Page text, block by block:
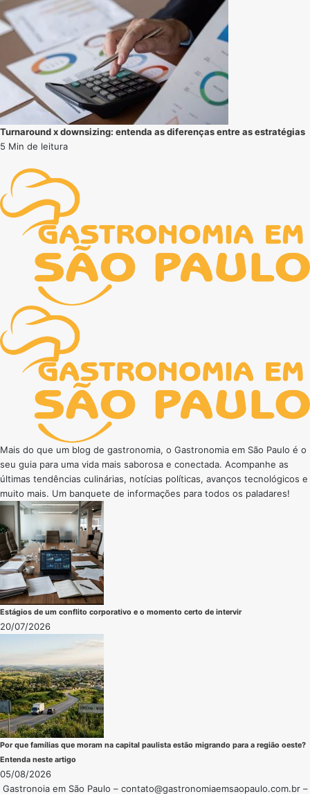
Turnaround x downsizing: entenda as diferenças entre as estratégias
5 Min de leitura
Mais do que um blog de gastronomia, o Gastronomia em São Paulo é o
seu guia para uma vida mais saborosa e conectada. Acompanhe as
últimas tendências culinárias, notícias políticas, avanços tecnológicos e
muito mais. Um banquete de informações para todos os paladares!
Estágios de um conflito corporativo e o momento certo de intervir
20/07/2026
Por que famílias que moram na capital paulista estão migrando para a região oeste?
Entenda neste artigo
05/08/2026
Gastronoia em São Paulo – contato@gastronomiaemsaopaulo.com.br–